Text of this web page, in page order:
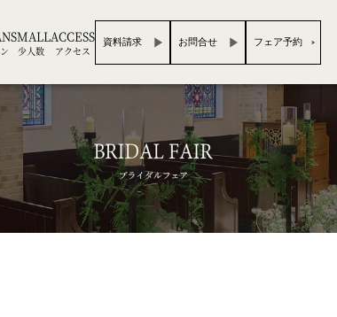
SMALL
少人数
ACCESS
アクセス
資料請求 お問合せ フェア予約